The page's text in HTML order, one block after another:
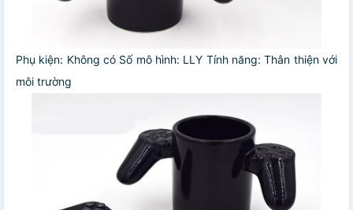
Phụ kiện: Không có Số mô hình: LLY Tính năng: Thân thiện với
môi trường